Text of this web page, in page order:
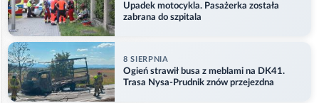
Upadek motocykla. Pasażerka została
zabrana do szpitala
8 SIERPNIA
Ogień strawił busa z meblami na DK41.
Trasa Nysa-Prudnik znów przejezdna